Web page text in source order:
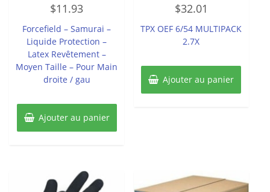
0
sur
$11.93
Forcefield – Samurai –
Liquide Protection –
Latex Revêtement –
Moyen Taille – Pour Main
droite / gau
Ajouter au panier
0
sur
$32.01
TPX OEF 6/54 MULTIPACK
2.7X
Ajouter au panier